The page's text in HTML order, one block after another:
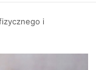
i